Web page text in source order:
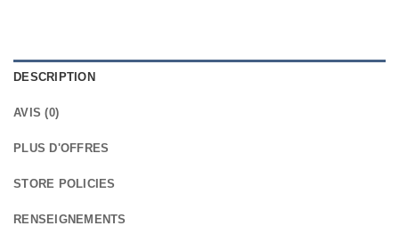
DESCRIPTION
AVIS (0)
PLUS D'OFFRES
STORE POLICIES
RENSEIGNEMENTS